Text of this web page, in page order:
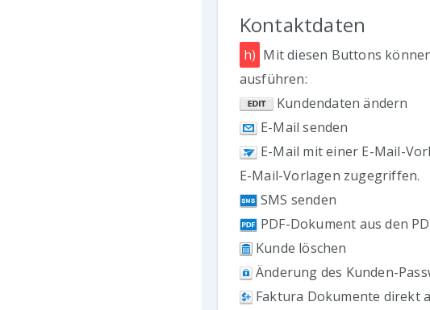
Kontaktdaten
h) Mit diesen Buttons
ausführen:
Kundendaten ändern
E-Mail senden
E-Mail mit einer E-Mail-
E-Mail-Vorlagen zugegriffen.
SMS senden
PDF-Dokument aus den
Kunde löschen
Änderung des Kunden-
Faktura Dokumente direkt